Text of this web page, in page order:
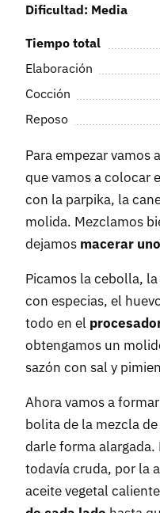
Dificultad: Media
Tiempo total
Elaboración
Cocción
Reposo
Para empezar vamos
que vamos a colocar
con la parpika, la
molida. Mezclamos
dejamos macerar
Picamos la cebolla,
con especias, el
todo en el
obtengamos un
sazón con sal y
Ahora vamos a
bolita de la mezcla
darle forma alargada.
todavía cruda, por la
aceite vegetal